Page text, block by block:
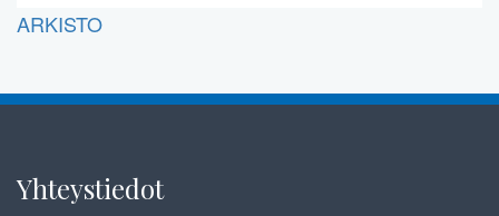
ARKISTO
Yhteystiedot